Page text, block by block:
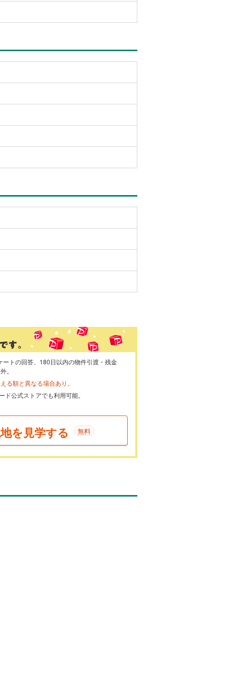
トの回答、180日以内の物件引渡・残金
。
る額と異なる場合あり。
公式ストアでも利用可能。
を見学する 無料